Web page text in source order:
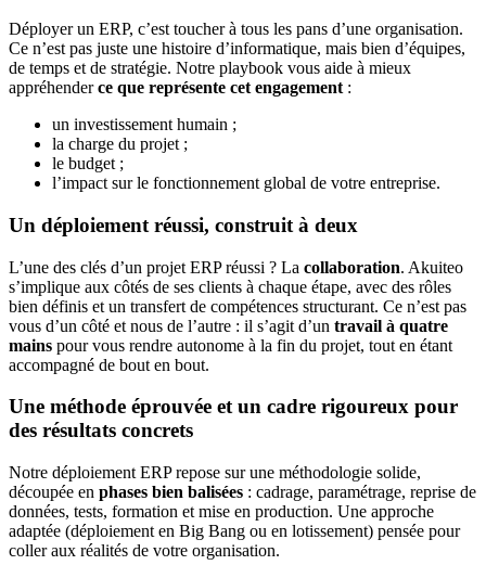
Déployer un ERP, c’est toucher à tous les pans d’une organisation.
Ce n’est pas juste une histoire d’informatique, mais bien d’équipes,
de temps et de stratégie. Notre playbook vous aide à mieux
appréhenderce que représente cet engagement :
un investissement humain ;
la charge du projet ;
le budget ;
l’impact sur le fonctionnement global de votre entreprise.
Un déploiement réussi, construit à deux
L’une des clés d’un projet ERP réussi ? La collaboration. Akuiteo
s’implique aux côtés de ses clients à chaque étape, avec des rôles
bien définis et un transfert de compétences structurant. Ce n’est pas
vous d’un côté et nous de l’autre : il s’agit d’un travail à quatre
mains pour vous rendre autonome à la fin du projet, tout en étant
accompagné de bout en bout.
Une méthode éprouvée et un cadre rigoureux pour
des résultats concrets
Notre déploiement ERP repose sur une méthodologie solide,
découpée en phases bien balisées : cadrage, paramétrage, reprise de
données, tests, formation et mise en production. Une approche
adaptée (déploiement en Big Bang ou en lotissement) pensée pour
coller aux réalités de votre organisation.